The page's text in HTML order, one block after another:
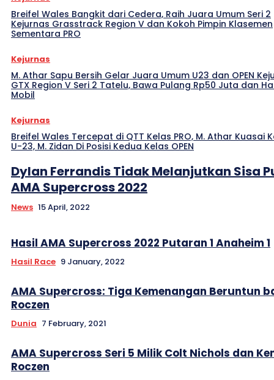
Breifel Wales Bangkit dari Cedera, Raih Juara Umum Seri 2
Kejurnas Grasstrack Region V dan Kokoh Pimpin Klasemen
Sementara PRO
Kejurnas
M. Athar Sapu Bersih Gelar Juara Umum U23 dan OPEN
GTX Region V Seri 2 Tatelu, Bawa Pulang Rp50 Juta dan
Mobil
Kejurnas
Breifel Wales Tercepat di QTT Kelas PRO, M. Athar Kuasai
U-23, M. Zidan Di Posisi Kedua Kelas OPEN
Dylan Ferrandis Tidak Melanjutkan Sisa
AMA Supercross 2022
News 15 April, 2022
Hasil AMA Supercross 2022 Putaran 1 Anaheim 1
Hasil Race 9 January, 2022
AMA Supercross: Tiga Kemenangan Beruntun
Roczen
Dunia 7 February, 2021
AMA Supercross Seri 5 Milik Colt Nichols dan
Roczen